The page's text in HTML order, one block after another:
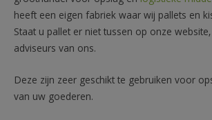
heeft een eigen fabriek waar wij pallets en
Staat u pallet er niet tussen op onze
adviseurs van ons.
Deze zijn zeer geschikt te gebruiken voor
van uw goederen.